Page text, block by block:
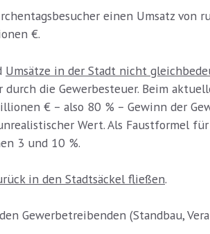
einen Umsatz von
€.
Umsätze in der Stadt nicht
die Gewerbesteuer. Beim
€ – also 80 % – Gewinn der
Wert. Als Faustformel
3 und 10 %.
in den Stadtsäckel fließen.
Gewerbetreibenden (Standbau,